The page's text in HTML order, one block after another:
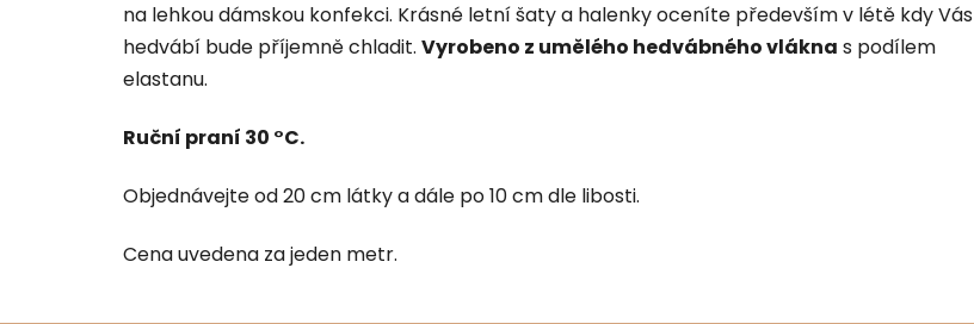
na lehkou dámskou konfekci. Krásné letní šaty a halenky oceníte především v létě kdy Vás
hedvábí bude příjemně chladit. Vyrobeno z umělého hedvábného vlákna s podílem
elastanu.
Ruční praní 30 °C.
Objednávejte od 20 cm látky a dále po 10 cm dle libosti.
Cena uvedena za jeden metr.